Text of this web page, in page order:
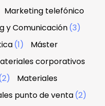
Marketing telefónico
y Comunicación(3)
(1)
Máster
corporativos
Materiales
punto de venta(2)